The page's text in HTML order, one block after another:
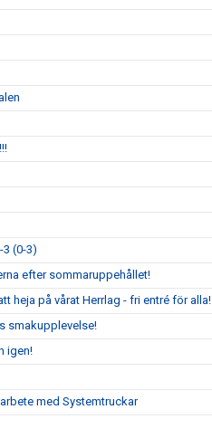
3 (0-3)
efter sommaruppehållet!
heja på vårat Herrlag - fri entré för alla!
smakupplevelse!
igen!
med Systemtruckar